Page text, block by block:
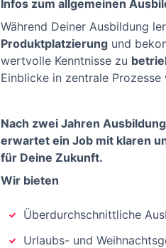
Infos zum allgemeinen
Während Deiner Ausbildung
Produktplatzierung und
wertvolle Kenntnisse zu
Einblicke in zentrale Prozesse
Nach zwei Jahren
erwartet ein Job mit klaren
für Deine Zukunft.
Wir bieten
Überdurchschnittliche
Urlaubs- und